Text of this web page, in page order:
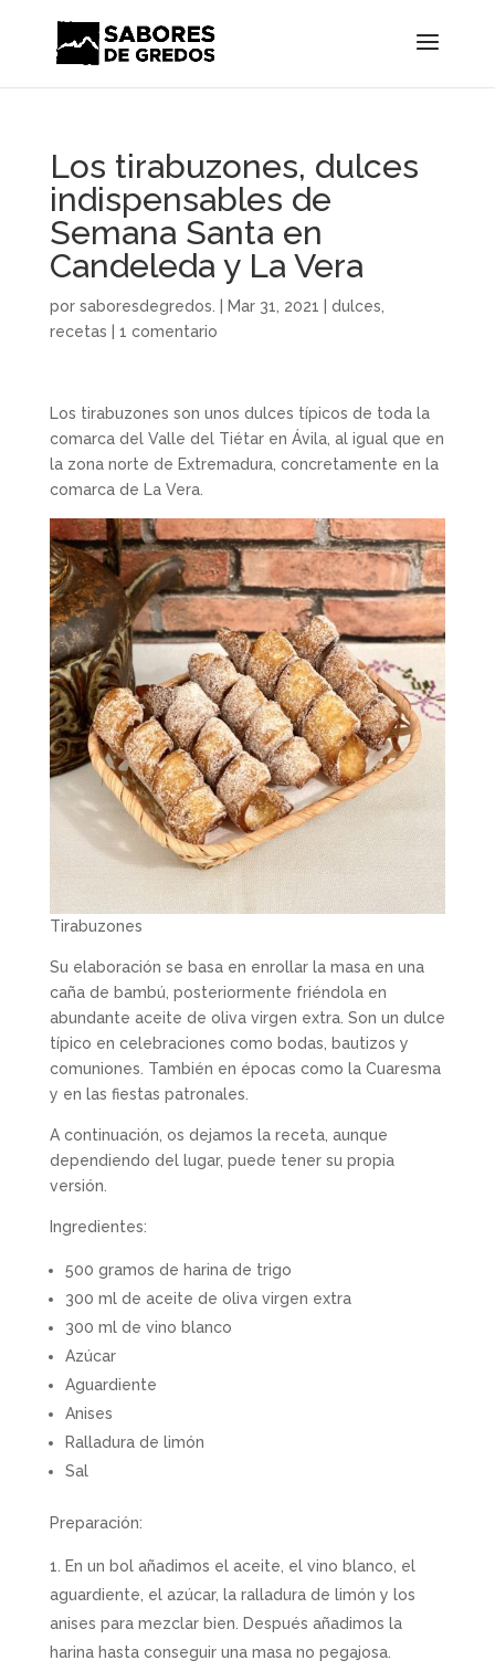
Los tirabuzones, dulces
indispensables de
Semana Santa en
Candeleda y La Vera
por saboresdegredos. Mar 31, 2021 dulces
recetas
1 comentario
Los tirabuzones son unos dulces típicos de toda la
comarca del Valle del Tiétar en Ávila, al igual que en
la zona norte de Extremadura, concretamente en la
comarca de La Vera.
Tirabuzones
Su elaboración se basa en enrollar la masa en una
caña de bambú, posteriormente friéndola en
abundante aceite de oliva virgen extra. Son un dulce
típico en celebraciones como bodas, bautizos y
comuniones. También en épocas como la Cuaresma
y en las fiestas patronales.
A continuación, os dejamos la receta, aunque
dependiendo del lugar, puede tener su propia
versión.
Ingredientes:
500 gramos de harina de trigo
300 ml de aceite de oliva virgen extra
300 ml de vino blanco
Azúcar
Aguardiente
Anises
Ralladura de limón
Sal
Preparación:
En un bol añadimos el aceite, el vino blanco, el
aguardiente, el azúcar, la ralladura de limón y los
anises para mezclar bien. Después añadimos la
harina hasta conseguir una masa no pegajosa.